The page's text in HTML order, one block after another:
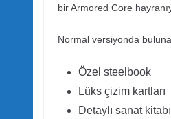
bir Armored Core
Normal versiyonda
Özel steelbook
Lüks çizim kartları
Detaylı sanat kitabı